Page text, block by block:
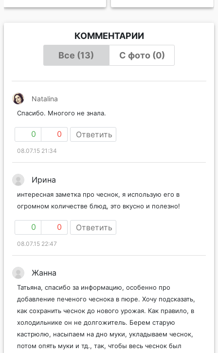
КОММЕНТАРИИ
Все (13)
С фото (0)
Natalina
Спасибо. Многого не знала.
0 0 Ответить
08.07.15 21:34
Ирина
интересная заметка про чеснок, я использую его в
огромном количестве блюд, это вкусно и полезно!
0 0 Ответить
08.07.15 22:47
Жанна
Татьяна, спасибо за информацию, особенно про
добавление печеного чеснока в пюре. Хочу подсказать,
как сохранить чеснок до нового урожая. Как правило, в
холодильнике он не долгожитель. Берем старую
кастрюлю, насыпаем на дно муки, укладываем чеснок,
потом опять муки и тд., так, чтобы весь чеснок был